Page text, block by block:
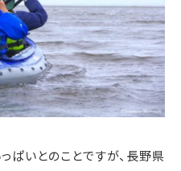
ぱいとのことですが、長野県